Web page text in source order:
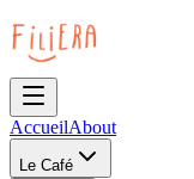
AccueilAbout
Le Café